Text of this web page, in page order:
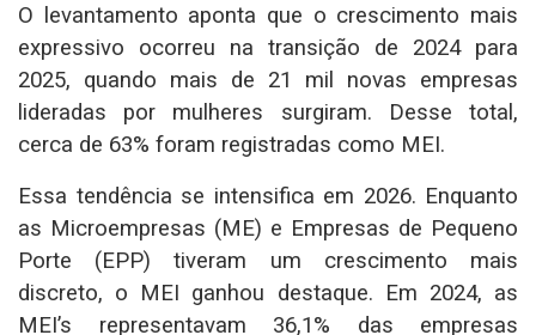
O levantamento aponta que o crescimento mais
expressivo ocorreu na transição de 2024 para
2025, quando mais de 21 mil novas empresas
lideradas por mulheres surgiram. Desse total,
cerca de 63% foram registradas como MEI.
Essa tendência se intensifica em 2026. Enquanto
as Microempresas (ME) e Empresas de Pequeno
Porte (EPP) tiveram um crescimento mais
discreto, o MEI ganhou destaque. Em 2024, as
MEI’s representavam 36,1% das empresas